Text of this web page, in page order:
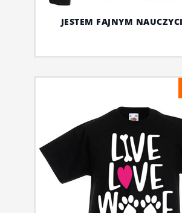
JESTEM FAJNYM